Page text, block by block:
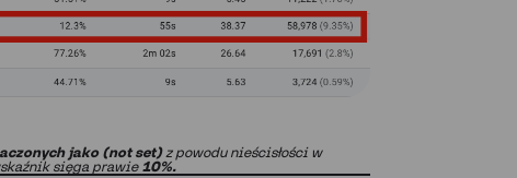
jako (not set)z powodu nieścisłości w
sięga prawie 10%.